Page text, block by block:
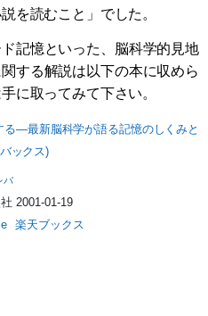
を読むこと」でした。
記憶といった、脳科学的見地
する解説は以下の本に収めら
に取ってみて下さい。
る―最新脳科学が語る記憶のしくみと
ックス)
バ
2001-01-19
楽天ブックス